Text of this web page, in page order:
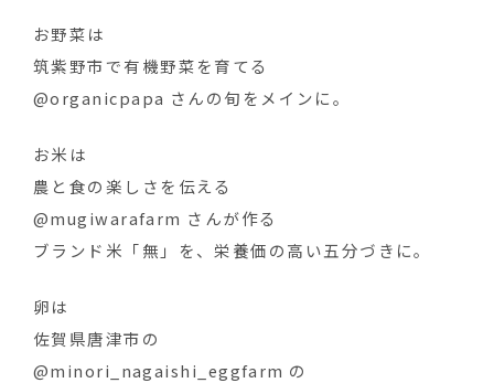
お野菜は
筑紫野市で有機野菜を育てる
@organicpapa さんの旬をメインに。
お米は
農と食の楽しさを伝える
@mugiwarafarm さんが作る
ブランド米「無」を、栄養価の高い五分づきに。
卵は
佐賀県唐津市の
@minori_nagaishi_eggfarm の